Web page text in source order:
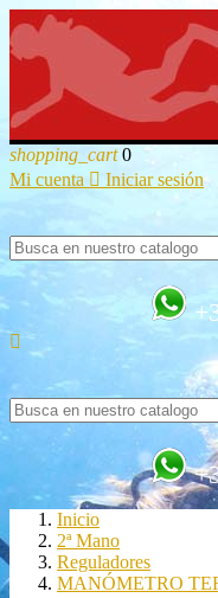
shopping_cart 0
Mi cuenta  Iniciar sesión

Inicio
2ª Mano
Reguladores
MANÓMETRO